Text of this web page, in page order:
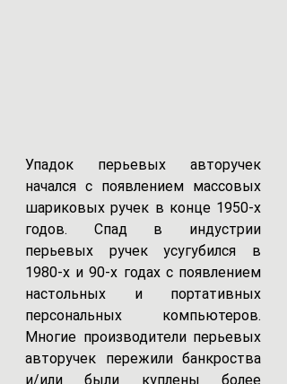
Упадок перьевых авторучек
начался с появлением массовых
шариковых ручек в конце 1950-х
годов. Спад в индустрии
перьевых ручек усугубился в
1980-х и 90-х годах с появлением
настольных и портативных
персональных компьютеров.
Многие производители перьевых
авторучек пережили банкроства
и/или были куплены более